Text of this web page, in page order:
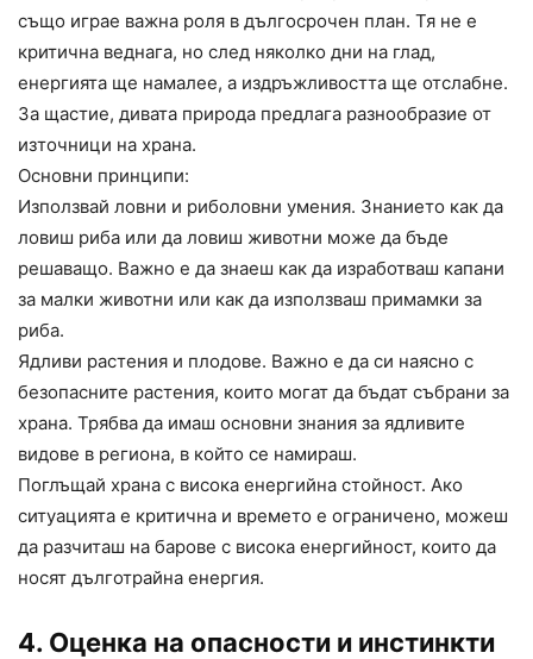
също играе важна роля в дългосрочен план. Тя не е
критична веднага, но след няколко дни на глад,
енергията ще намалее, а издръжливостта ще отслабне.
За щастие, дивата природа предлага разнообразие от
източници на храна.
Основни принципи:
Използвай ловни и риболовни умения. Знанието как да
ловиш риба или да ловиш животни може да бъде
решаващо. Важно е да знаеш как да изработваш капани
за малки животни или как да използваш примамки за
риба.
Ядливи растения и плодове. Важно е да си наясно с
безопасните растения, които могат да бъдат събрани за
храна. Трябва да имаш основни знания за ядливите
видове в региона, в който се намираш.
Поглъщай храна с висока енергийна стойност. Ако
ситуацията е критична и времето е ограничено, можеш
да разчиташ на барове с висока енергийност, които да
носят дълготрайна енергия.
4. Оценка на опасности и инстинкти